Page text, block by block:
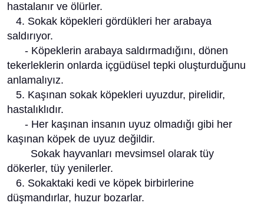
hastalanır ve ölürler.
4. Sokak köpekleri gördükleri her arabaya
saldırıyor.
- Köpeklerin arabaya saldırmadığını, dönen
tekerleklerin onlarda içgüdüsel tepki oluşturduğunu
anlamalıyız.
5. Kaşınan sokak köpekleri uyuzdur, pirelidir,
hastalıklıdır.
- Her kaşınan insanın uyuz olmadığı gibi her
kaşınan köpek de uyuz değildir.
Sokak hayvanları mevsimsel olarak tüy
dökerler, tüy yenilerler.
6. Sokaktaki kedi ve köpek birbirlerine
düşmandırlar, huzur bozarlar.